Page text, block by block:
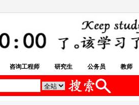
咨询工程师 研究生 公务员 教师